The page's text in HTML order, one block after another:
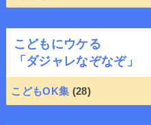
こどもにウケる
「ダジャレなぞなぞ」
こどもOK集 (28)